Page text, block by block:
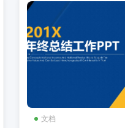
文档